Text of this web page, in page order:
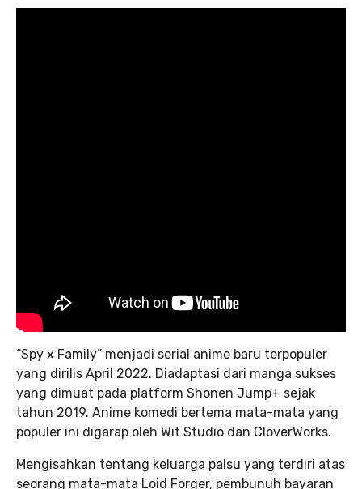
“Spy x Family” menjadi serial anime baru terpopuler
yang dirilis April 2022. Diadaptasi dari manga sukses
yang dimuat pada platform Shonen Jump+ sejak
tahun 2019. Anime komedi bertema mata-mata yang
populer ini digarap oleh Wit Studio dan CloverWorks.
Mengisahkan tentang keluarga palsu yang terdiri atas
seorang mata-mata Loid Forger, pembunuh bayaran